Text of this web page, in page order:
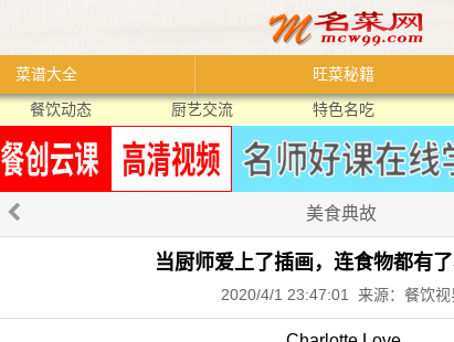
菜谱大全 旺菜秘籍
餐饮动态
厨艺交流 特色名吃
美食典故
当厨师爱上了插画，连食物都有了
2020/4/1 23:47:01 来源：餐饮视